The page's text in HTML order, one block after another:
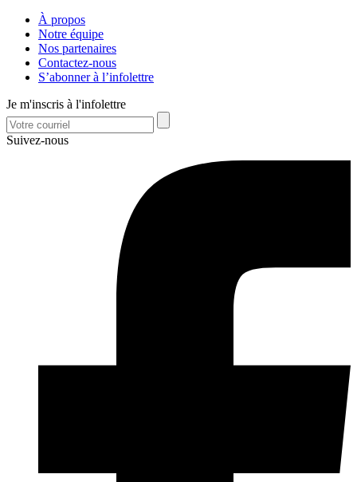
À propos
Notre équipe
Nos partenaires
Contactez-nous
S’abonner à l’infolettre
Je m'inscris à l'infolettre
Suivez-nous